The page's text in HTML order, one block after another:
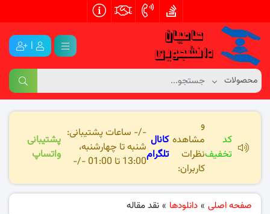
|
کد
تخفیف
و
مشاهده
نظرات
کاربران:
کانال
تلگرام
-/- ساعات پشتیبانی:
شنبه تا چهارشنبه،
13:00 تا 01:00 -/-
پشتیبانی
واتساپ
صفحه اصلی » دانلودها » نقد مقاله